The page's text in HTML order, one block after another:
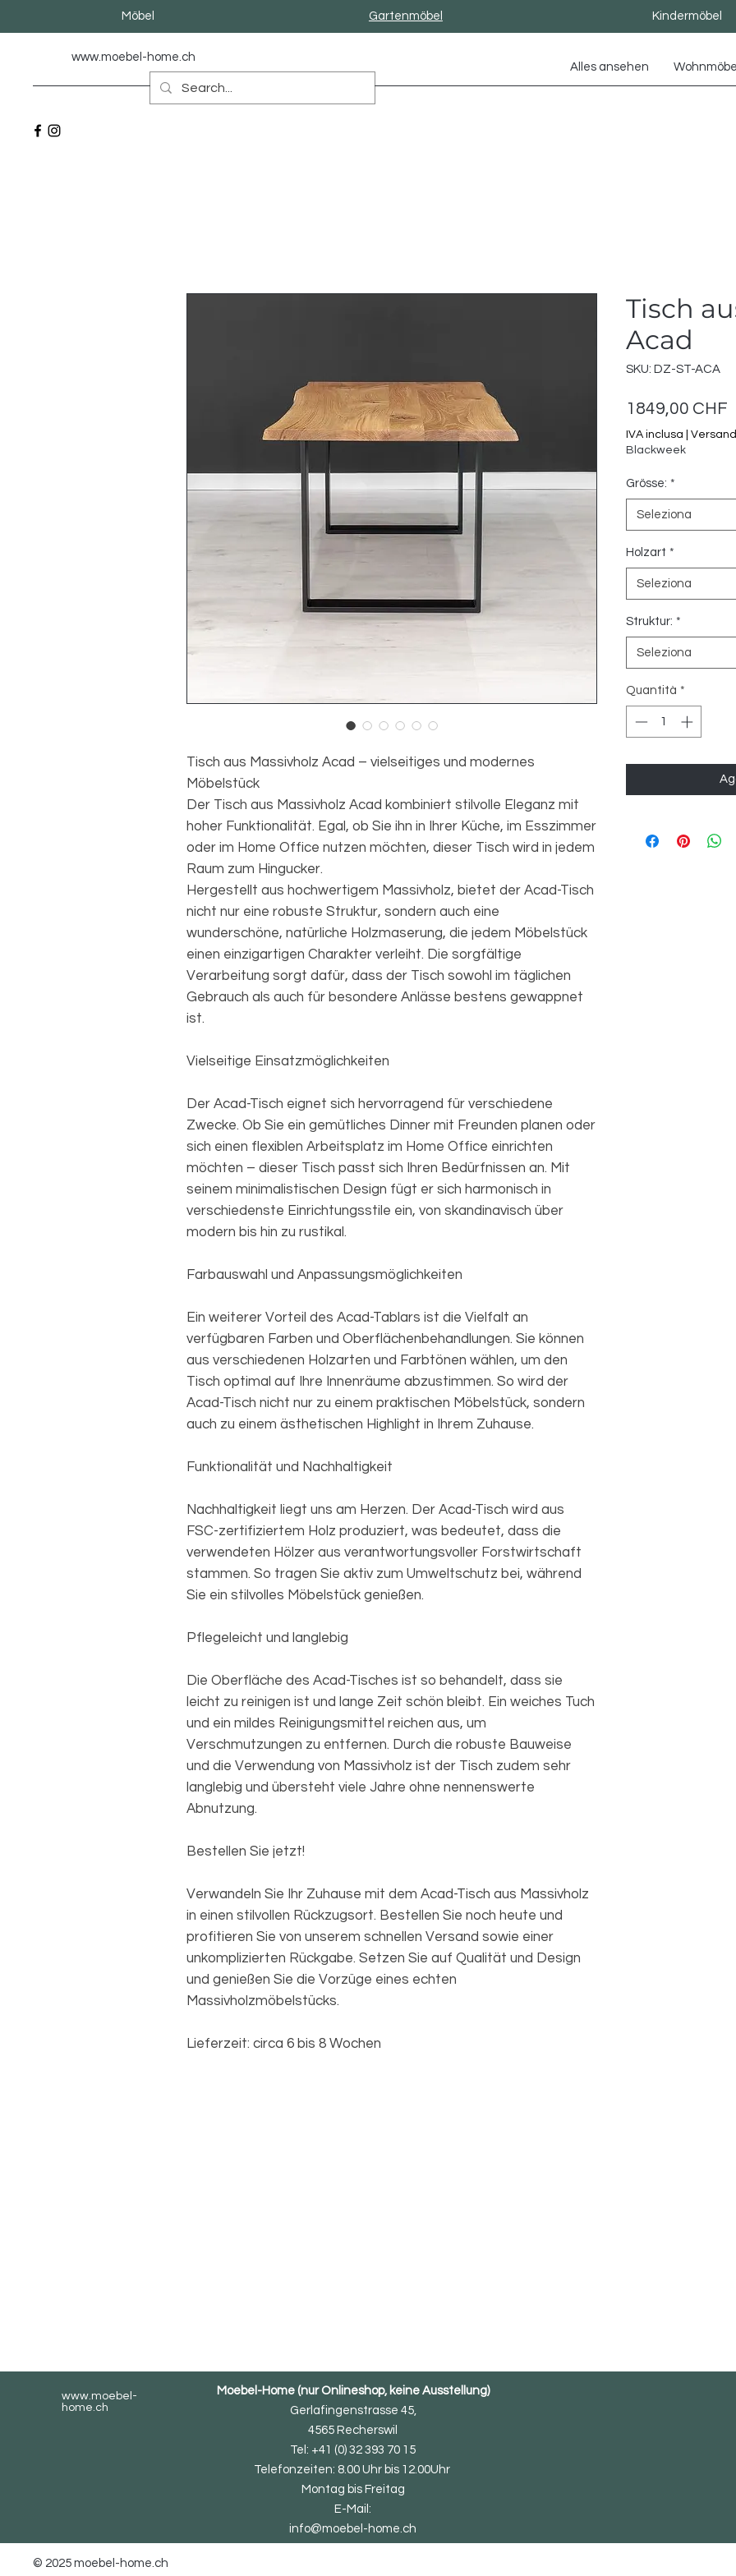
Möbel Gartenmöbel Kindermöbel
www.moebel-home.ch
Alles ansehen
Wohnmöbel
Tisch aus Massivholz Acad – vielseitiges und modernes
Möbelstück
Der Tisch aus Massivholz Acad kombiniert stilvolle Eleganz mit
hoher Funktionalität. Egal, ob Sie ihn in Ihrer Küche, im Esszimmer
oder im Home Office nutzen möchten, dieser Tisch wird in jedem
Raum zum Hingucker.
Hergestellt aus hochwertigem Massivholz, bietet der Acad-Tisch
nicht nur eine robuste Struktur, sondern auch eine
wunderschöne, natürliche Holzmaserung, die jedem Möbelstück
einen einzigartigen Charakter verleiht. Die sorgfältige
Verarbeitung sorgt dafür, dass der Tisch sowohl im täglichen
Gebrauch als auch für besondere Anlässe bestens gewappnet
ist.
Vielseitige Einsatzmöglichkeiten
Der Acad-Tisch eignet sich hervorragend für verschiedene
Zwecke. Ob Sie ein gemütliches Dinner mit Freunden planen oder
sich einen flexiblen Arbeitsplatz im Home Office einrichten
möchten – dieser Tisch passt sich Ihren Bedürfnissen an. Mit
seinem minimalistischen Design fügt er sich harmonisch in
verschiedenste Einrichtungsstile ein, von skandinavisch über
modern bis hin zu rustikal.
Farbauswahl und Anpassungsmöglichkeiten
Ein weiterer Vorteil des Acad-Tablars ist die Vielfalt an
verfügbaren Farben und Oberflächenbehandlungen. Sie können
aus verschiedenen Holzarten und Farbtönen wählen, um den
Tisch optimal auf Ihre Innenräume abzustimmen. So wird der
Acad-Tisch nicht nur zu einem praktischen Möbelstück, sondern
auch zu einem ästhetischen Highlight in Ihrem Zuhause.
Funktionalität und Nachhaltigkeit
Nachhaltigkeit liegt uns am Herzen. Der Acad-Tisch wird aus
FSC-zertifiziertem Holz produziert, was bedeutet, dass die
verwendeten Hölzer aus verantwortungsvoller Forstwirtschaft
stammen. So tragen Sie aktiv zum Umweltschutz bei, während
Sie ein stilvolles Möbelstück genießen.
Pflegeleicht und langlebig
Die Oberfläche des Acad-Tisches ist so behandelt, dass sie
leicht zu reinigen ist und lange Zeit schön bleibt. Ein weiches Tuch
und ein mildes Reinigungsmittel reichen aus, um
Verschmutzungen zu entfernen. Durch die robuste Bauweise
und die Verwendung von Massivholz ist der Tisch zudem sehr
langlebig und übersteht viele Jahre ohne nennenswerte
Abnutzung.
Bestellen Sie jetzt!
Verwandeln Sie Ihr Zuhause mit dem Acad-Tisch aus Massivholz
in einen stilvollen Rückzugsort. Bestellen Sie noch heute und
profitieren Sie von unserem schnellen Versand sowie einer
unkomplizierten Rückgabe. Setzen Sie auf Qualität und Design
und genießen Sie die Vorzüge eines echten
Massivholzmöbelstücks.
Lieferzeit: circa 6 bis 8 Wochen
Tisch
Acad
SKU: DZ-ST-ACA
1849,00 CHF
IVA inclusa
Versand
Blackweek
Grösse: *
Seleziona
Holzart *
Seleziona
Struktur: *
Seleziona
Quantità *
www.moebel-
home.ch
Moebel-Home (nur Onlineshop, keine Ausstellung)
Gerlafingenstrasse 45,
4565 Recherswil
Tel: +41 (0) 32 393 70 15
Telefonzeiten: 8.00 Uhr bis 12.00Uhr
Montag bis Freitag
E-Mail:
info@moebel-home.ch
© 2025 moebel-home.ch